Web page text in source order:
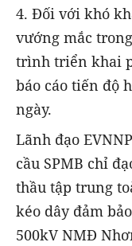
4. Đối với khó
vướng mắc
trình triển khai
báo cáo tiến độ
ngày.
Lãnh đạo
cầu SPMB chỉ
thầu tập trung
kéo dây đảm
500kV NMĐ